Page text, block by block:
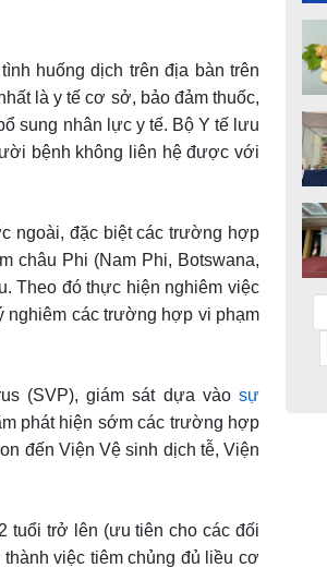
huống dịch trên địa bàn trên
là y tế cơ sở, bảo đảm thuốc,
sung nhân lực y tế. Bộ Y tế lưu
bệnh không liên hệ được với
ngoài, đặc biệt các trường hợp
châu Phi (Nam Phi, Botswana,
Theo đó thực hiện nghiêm việc
nghiêm các trường hợp vi phạm
(SVP), giám sát dựa vào sự
phát hiện sớm các trường hợp
đến Viện Vệ sinh dịch tễ, Viện
tuổi trở lên (ưu tiên cho các đối
việc tiêm chủng đủ liều cơ